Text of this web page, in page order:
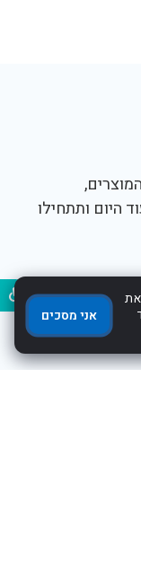
היום ותתחילו
אני מסכים